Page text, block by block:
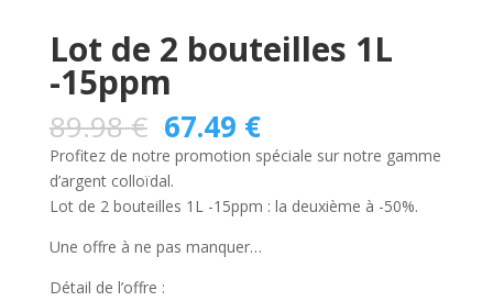
Lot de 2 bouteilles 1L
-15ppm
89.98€ 67.49 €
Profitez de notre promotion spéciale sur notre gamme
d’argent colloïdal.
Lot de 2 bouteilles 1L -15ppm : la deuxième à -50%.
Une offre à ne pas manquer…
Détail de l’offre :